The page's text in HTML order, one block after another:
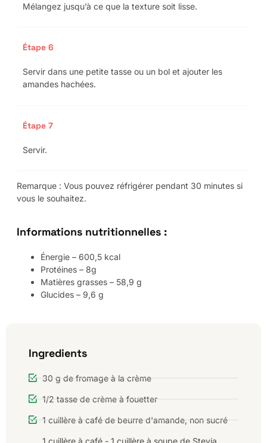
Mélangez jusqu’à ce que la texture soit lisse.
Étape 6
Servir dans une petite tasse ou un bol et ajouter les
amandes hachées.
Étape 7
Servir.
Remarque : Vous pouvez réfrigérer pendant 30 minutes si
vous le souhaitez.
Informations nutritionnelles :
Énergie – 600,5 kcal
Protéines – 8g
Matières grasses – 58,9 g
Glucides – 9,6 g
Ingredients
30 g de fromage à la crème
1/2 tasse de crème à fouetter
1 cuillère à café de beurre d'amande, non sucré